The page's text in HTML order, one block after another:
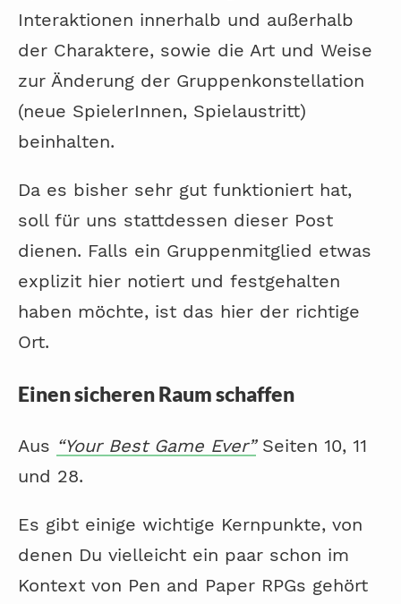
Interaktionen innerhalb und außerhalb
der Charaktere, sowie die Art und Weise
zur Änderung der Gruppenkonstellation
(neue SpielerInnen, Spielaustritt)
beinhalten.
Da es bisher sehr gut funktioniert hat,
soll für uns stattdessen dieser Post
dienen. Falls ein Gruppenmitglied etwas
explizit hier notiert und festgehalten
haben möchte, ist das hier der richtige
Ort.
Einen sicheren Raum schaffen
Aus “Your Best Game Ever”Seiten 10, 11
und 28.
Es gibt einige wichtige Kernpunkte, von
denen Du vielleicht ein paar schon im
Kontext von Pen and Paper RPGs gehört